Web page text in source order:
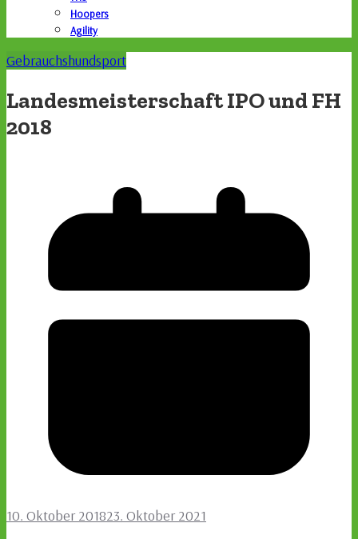
Hoopers
Agility
Gebrauchshundsport
Landesmeisterschaft IPO und FH
2018
10. Oktober 201823. Oktober 2021